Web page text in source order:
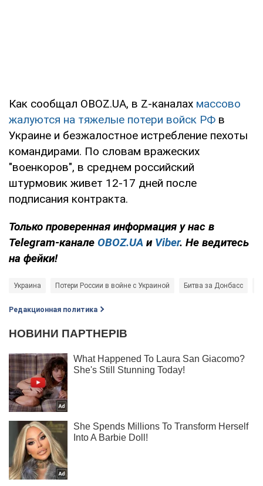
Как сообщал OBOZ.UA, в Z-каналах массово
жалуются на тяжелые потери войск РФ в
Украине и безжалостное истребление пехоты
командирами. По словам вражеских
"военкоров", в среднем российский
штурмовик живет 12-17 дней после
подписания контракта.
Только проверенная информация у нас в
Telegram-канале OBOZ.UA и Viber. Не ведитесь
на фейки!
Украина Потери России в войне с Украиной Битва за Донбасс
Редакционная политика